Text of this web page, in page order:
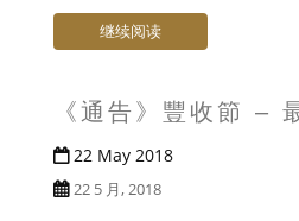
继续阅读
《通告》豐收節 –
22 May 2018
22 5 月, 2018